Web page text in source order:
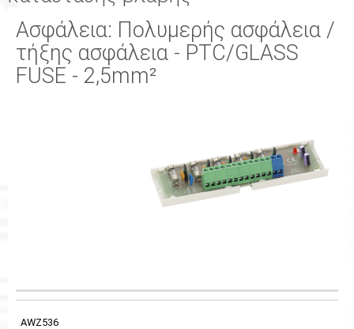
Ασφάλεια: Πολυμερής ασφάλεια /
τήξης ασφάλεια - PTC/GLASS
FUSE - 2,5mm²
ΕΞΩΤΕΡΙΚΈΣ
ΔΙΑΣΤΆΣΕΙΣ
AWZ536